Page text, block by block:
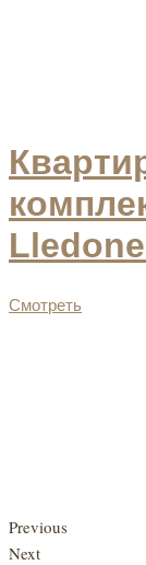
Смотреть
Previous
Next